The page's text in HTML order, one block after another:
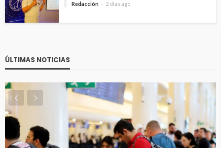
Redacción 2 días ago
ÚLTIMAS NOTICIAS